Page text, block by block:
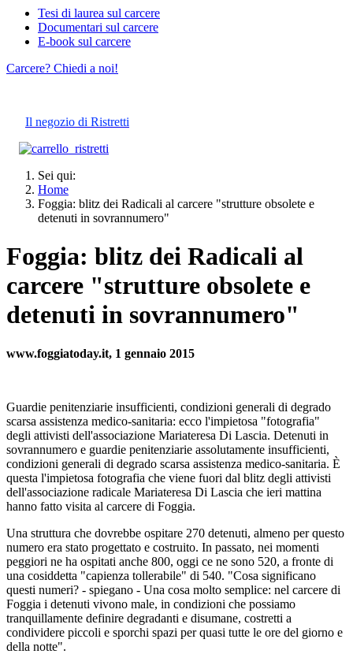
Tesi di laurea sul carcere
Documentari sul carcere
E-book sul carcere
Carcere? Chiedi a noi!
Il negozio di Ristretti
Sei qui:
Home
Foggia: blitz dei Radicali al carcere "strutture obsolete e
detenuti in sovrannumero"
Foggia: blitz dei Radicali al
carcere "strutture obsolete e
detenuti in sovrannumero"
www.foggiatoday.it, 1 gennaio 2015
Guardie penitenziarie insufficienti, condizioni generali di degrado
scarsa assistenza medico-sanitaria: ecco l'impietosa "fotografia"
degli attivisti dell'associazione Mariateresa Di Lascia. Detenuti in
sovrannumero e guardie penitenziarie assolutamente insufficienti,
condizioni generali di degrado scarsa assistenza medico-sanitaria. È
questa l'impietosa fotografia che viene fuori dal blitz degli attivisti
dell'associazione radicale Mariateresa Di Lascia che ieri mattina
hanno fatto visita al carcere di Foggia.
Una struttura che dovrebbe ospitare 270 detenuti, almeno per questo
numero era stato progettato e costruito. In passato, nei momenti
peggiori ne ha ospitati anche 800, oggi ce ne sono 520, a fronte di
una cosiddetta "capienza tollerabile" di 540. "Cosa significano
questi numeri? - spiegano - Una cosa molto semplice: nel carcere di
Foggia i detenuti vivono male, in condizioni che possiamo
tranquillamente definire degradanti e disumane, costretti a
condividere piccoli e sporchi spazi per quasi tutte le ore del giorno e
della notte".